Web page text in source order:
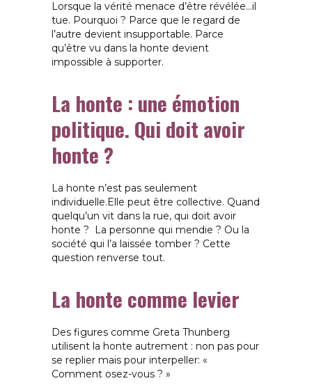
Lorsque la vérité menace d’être révélée…il
tue. Pourquoi ? Parce que le regard de
l’autre devient insupportable. Parce
qu’être vu dans la honte devient
impossible à supporter.
La honte : une émotion
politique. Qui doit avoir
honte ?
La honte n’est pas seulement
individuelle.Elle peut être collective. Quand
quelqu’un vit dans la rue, qui doit avoir
honte ? La personne qui mendie ? Ou la
société qui l’a laissée tomber ? Cette
question renverse tout.
La honte comme levier
Des figures comme Greta Thunberg
utilisent la honte autrement : non pas pour
se replier mais pour interpeller: «
Comment osez-vous ? »